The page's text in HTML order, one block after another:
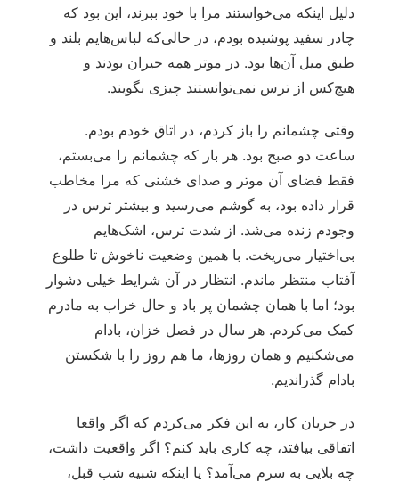
دلیل اینکه می‌خواستند مرا با خود ببرند، این بود که
چادر سفید پوشیده بودم، در حالی‌که لباس‌هایم بلند و
طبق میل آن‌ها بود. در موتر همه حیران بودند و
هیچ‌کس از ترس نمی‌توانستند چیزی بگویند.
وقتی چشمانم را باز کردم، در اتاق خودم بودم.
ساعت دو صبح بود. هر بار که چشمانم را می‌بستم،
فقط فضای آن موتر و صدای خشنی که مرا مخاطب
قرار داده بود، به گوشم می‌رسید و بیشتر ترس در
وجودم زنده می‌شد. از شدت ترس، اشک‌هایم
بی‌اختیار می‌ریخت. با همین وضعیت ناخوش تا طلوع
آفتاب منتظر ماندم. انتظار در آن شرایط خیلی دشوار
بود؛ اما با همان چشمان پر باد و حال خراب به مادرم
کمک می‌کردم. هر سال در فصل خزان، بادام
می‌شکنیم و همان روزها، ما هم روز را با شکستن
بادام گذراندیم.
در جریان کار، به این فکر می‌کردم که اگر واقعا
اتفاقی بیافتد، چه کاری باید کنم؟ اگر واقعیت داشت،
چه بلایی به سرم می‌آمد؟ یا اینکه شبیه شب قبل،